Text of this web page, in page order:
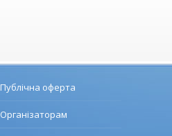
Публічна оферта
Організаторам